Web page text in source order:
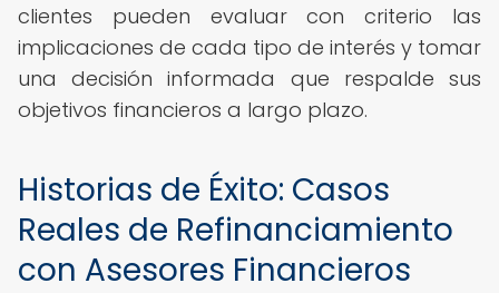
clientes pueden evaluar con criterio las
implicaciones de cada tipo de interés y tomar
una decisión informada que respalde sus
objetivos financieros a largo plazo.
Historias de Éxito: Casos
Reales de Refinanciamiento
con Asesores Financieros